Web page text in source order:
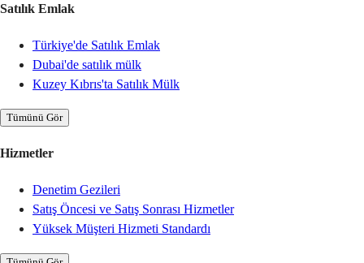
Satılık Emlak
Türkiye'de Satılık Emlak
Dubai'de satılık mülk
Kuzey Kıbrıs'ta Satılık Mülk
Tümünü Gör
Hizmetler
Denetim Gezileri
Satış Öncesi ve Satış Sonrası Hizmetler
Yüksek Müşteri Hizmeti Standardı